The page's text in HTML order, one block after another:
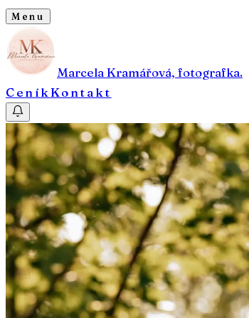
Menu
Marcela Kramářová, fotografka.
CeníkKontakt